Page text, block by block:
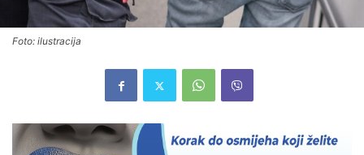
Foto: ilustracija